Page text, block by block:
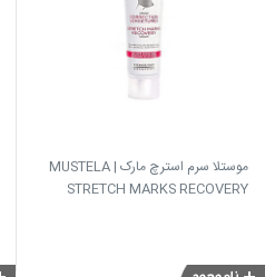
موستلا سرم استرچ مارک | MUSTELA
STRETCH MARKS RECOVERY